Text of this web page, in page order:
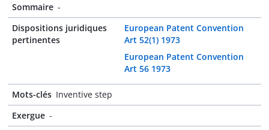
Sommaire -
Dispositions juridiques
pertinentes
European Patent Convention
Art 52(1) 1973
European Patent Convention
Art 56 1973
Mots-clés Inventive step
Exergue -